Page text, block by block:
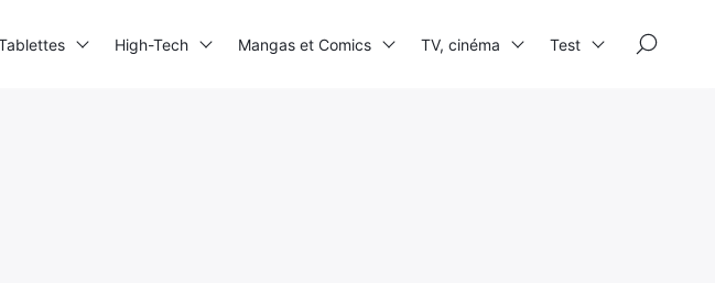
High-Tech Mangas et Comics TV, cinéma Test